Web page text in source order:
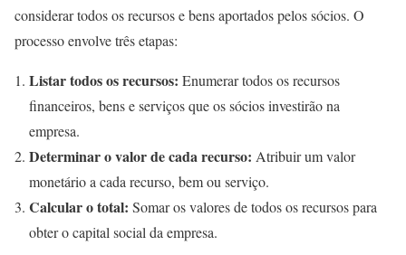
considerar todos os recursos e bens aportados pelos sócios. O
processo envolve três etapas:
Listar todos os recursos: Enumerar todos os recursos
financeiros, bens e serviços que os sócios investirão na
empresa.
Determinar o valor de cada recurso: Atribuir um valor
monetário a cada recurso, bem ou serviço.
Calcular o total: Somar os valores de todos os recursos para
obter o capital social da empresa.